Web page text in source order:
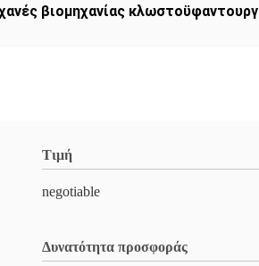
βιομηχανίας
Τιμή
negotiable
Δυνατότητα προσφοράς